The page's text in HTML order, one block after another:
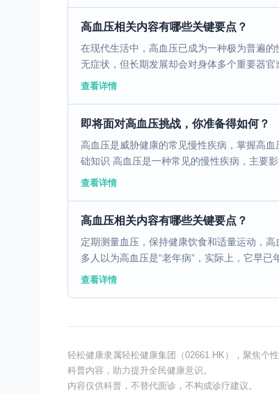
高血压相关内容有哪些关键要点？
在现代生活中，高血压已成为一种极为普遍
无症状，但长期发展却会对身体多个重要器官
查看详情
即将面对高血压挑战，你准备得如何？
高血压是威胁健康的常见慢性疾病，掌握高
础知识 高血压是一种常见的慢性疾病，主要
查看详情
高血压相关内容有哪些关键要点？
定期测量血压，保持健康饮食和适量运动，
多人以为高血压是“老年病”，实际上，它早已
查看详情
轻松健康隶属轻松健康集团（02661.HK），聚焦个
科普内容，助力提升全民健康意识。
内容仅供科普，不替代面诊，不构成诊疗建议。